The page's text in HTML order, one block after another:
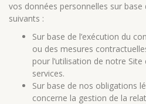
vos données personnelles sur
suivants :
Sur base de l’exécution du
ou des mesures
pour l’utilisation de notre
services.
Sur base de nos obligations
concerne la gestion de la